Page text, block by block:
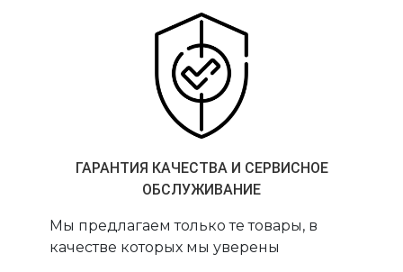
ГАРАНТИЯ КАЧЕСТВА И СЕРВИСНОЕ
ОБСЛУЖИВАНИЕ
Мы предлагаем только те товары, в
качестве которых мы уверены